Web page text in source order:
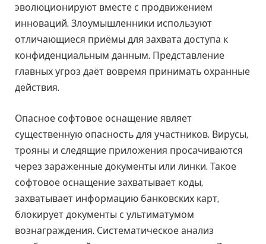
эволюционируют вместе с продвижением
инноваций. Злоумышленники используют
отличающиеся приёмы для захвата доступа к
конфиденциальным данным. Представление
главных угроз даёт вовремя принимать охранные
действия.
Опасное софтовое оснащение являет
существенную опасность для участников. Вирусы,
трояны и следящие приложения просачиваются
через зараженные документы или линки. Такое
софтовое оснащение захватывает коды,
захватывает информацию банковских карт,
блокирует документы с ультиматумом
вознаграждения. Систематическое анализ